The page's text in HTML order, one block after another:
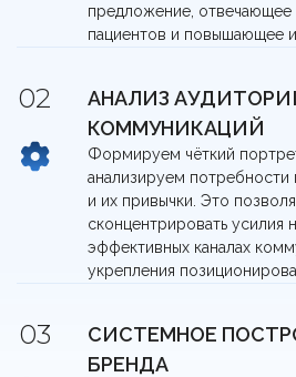
предложение,
пациентов и повышающее
АНАЛИЗ
КОММУНИКАЦИЙ
Формируем чёткий
анализируем
и их привычки. Это
сконцентрировать усилия
эффективных каналах
укрепления
СИСТЕМНОЕ
БРЕНДА